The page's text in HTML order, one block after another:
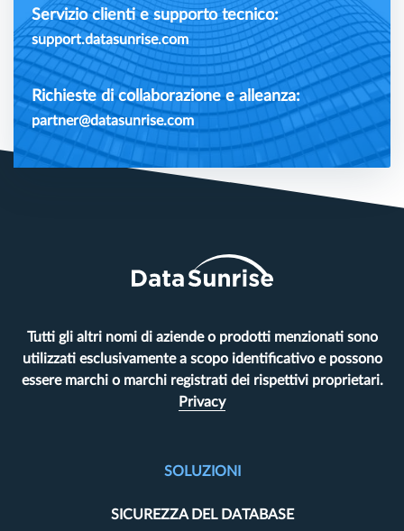
Servizio clienti e supporto tecnico:
support.datasunrise.com
Richieste di collaborazione e alleanza:
partner@datasunrise.com
Tutti gli altri nomi di aziende o prodotti menzionati sono
utilizzati esclusivamente a scopo identificativo e possono
essere marchi o marchi registrati dei rispettivi proprietari.
Privacy
SOLUZIONI
SICUREZZA DEL DATABASE